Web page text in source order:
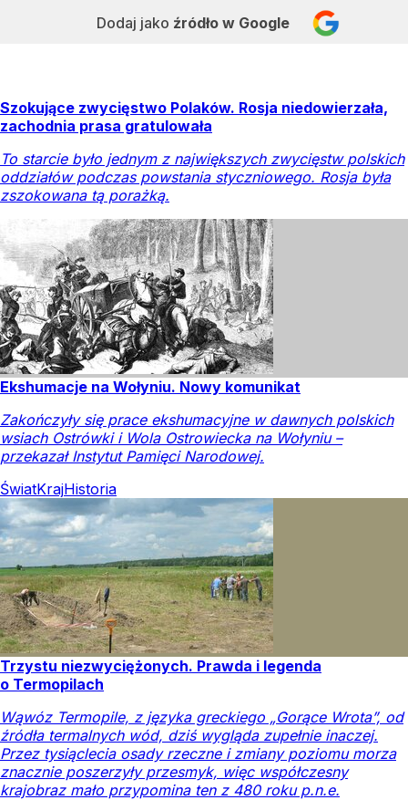
Dodaj jako źródło w Google
Szokujące zwycięstwo Polaków. Rosja niedowierzała,
zachodnia prasa gratulowała
To starcie było jednym z największych zwycięstw polskich
oddziałów podczas powstania styczniowego. Rosja była
zszokowana tą porażką.
Ekshumacje na Wołyniu. Nowy komunikat
Zakończyły się prace ekshumacyjne w dawnych polskich
wsiach Ostrówki i Wola Ostrowiecka na Wołyniu –
przekazał Instytut Pamięci Narodowej.
ŚwiatKrajHistoria
Trzystu niezwyciężonych. Prawda i legenda
o Termopilach
Wąwóz Termopile, z języka greckiego „Gorące Wrota”, od
źródła termalnych wód, dziś wygląda zupełnie inaczej.
Przez tysiąclecia osady rzeczne i zmiany poziomu morza
znacznie poszerzyły przesmyk, więc współczesny
krajobraz mało przypomina ten z 480 roku p.n.e.